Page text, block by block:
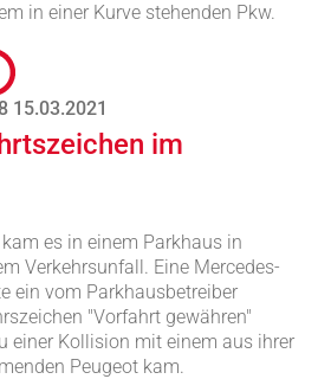
in einer Kurve stehenden Pkw.
15.03.2021
im
es in einem Parkhaus in
Verkehrsunfall. Eine Mercedes-
ein vom Parkhausbetreiber
"Vorfahrt gewähren"
einer Kollision mit einem aus ihrer
Peugeot kam.